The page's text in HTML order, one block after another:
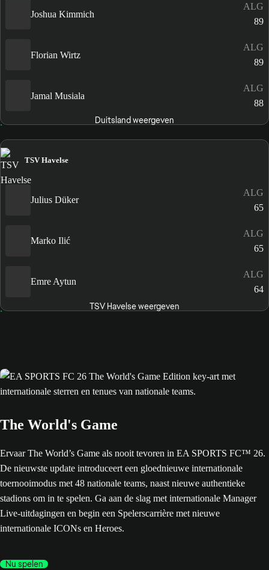
Joshua Kimmich
ALG
89
Florian Wirtz
ALG
89
Jamal Musiala
ALG
88
Duitsland weergeven
TSV Havelse
Julius Düker
ALG
65
Marko Ilić
ALG
65
Emre Aytun
ALG
64
TSV Havelse weergeven
The World's Game
Ervaar The World’s Game als nooit tevoren in EA SPORTS FC™ 26.
De nieuwste update introduceert een gloednieuwe internationale
toernooimodus met 48 nationale teams, naast nieuwe authentieke
stadions om in te spelen. Ga aan de slag met internationale Manager
Live-uitdagingen en begin een Spelerscarrière met nieuwe
internationale ICONs en Heroes.
Nu spelen